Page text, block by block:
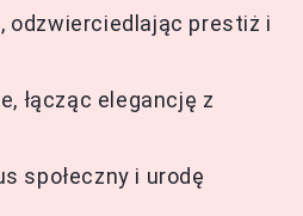
odzwierciedlając prestiż i
łącząc elegancję z
społeczny i urodę